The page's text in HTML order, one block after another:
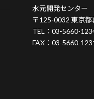
水元開発センター
〒125-0032 東京都
TEL：03-5660-
FAX：03-5660-